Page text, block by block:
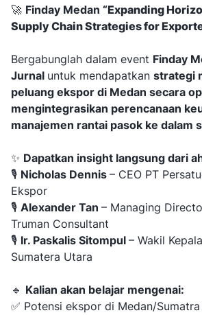
🚀 Finday Medan “Expanding
Supply Chain Strategies for
Bergabunglah dalam event Finday
Jurnal untuk mendapatkan strategi
peluang ekspor di Medan secara
mengintegrasikan perencanaan
manajemen rantai pasok ke dalam
✨ Dapatkan insight langsung dari
🎙️ Nicholas Dennis – CEO PT
Ekspor
🎙️ Alexander Tan – Managing
Truman Consultant
🎙️ Ir. Paskalis Sitompul – Wakil
Sumatera Utara
🔹 Kalian akan belajar mengenai:
✅ Potensi ekspor di Medan/